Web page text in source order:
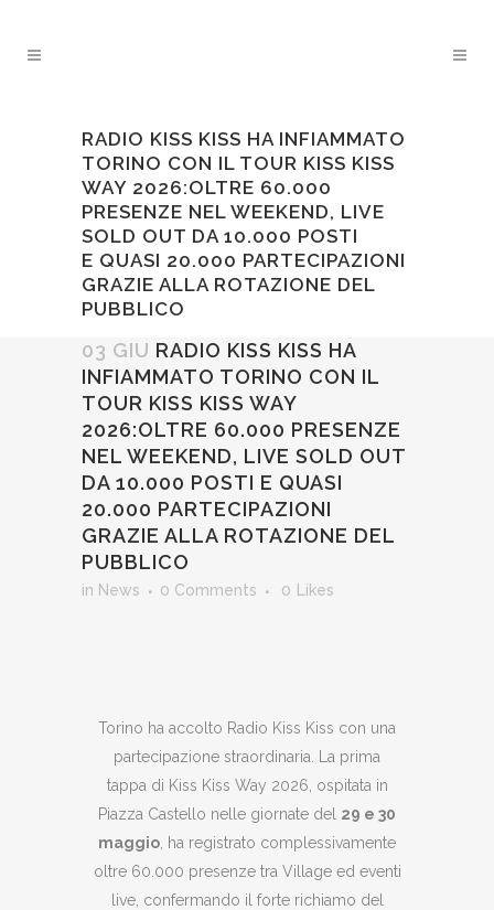
RADIO KISS KISS HA INFIAMMATO
TORINO CON IL TOUR KISS KISS
WAY 2026:OLTRE 60.000
PRESENZE NEL WEEKEND, LIVE
SOLD OUT DA 10.000 POSTI
E QUASI 20.000 PARTECIPAZIONI
GRAZIE ALLA ROTAZIONE DEL
PUBBLICO
03 GIU RADIO KISS KISS HA
INFIAMMATO TORINO CON IL
TOUR KISS KISS WAY
2026:OLTRE 60.000 PRESENZE
NEL WEEKEND, LIVE SOLD OUT
DA 10.000 POSTI E QUASI
20.000 PARTECIPAZIONI
GRAZIE ALLA ROTAZIONE DEL
PUBBLICO
in News 0 Comments 0 Likes
Torino ha accolto Radio Kiss Kiss con una
partecipazione straordinaria. La prima
tappa di Kiss Kiss Way 2026, ospitata in
Piazza Castello nelle giornate del 29 e 30
maggio , ha registrato complessivamente
oltre 60.000 presenze tra Village ed eventi
live, confermando il forte richiamo del